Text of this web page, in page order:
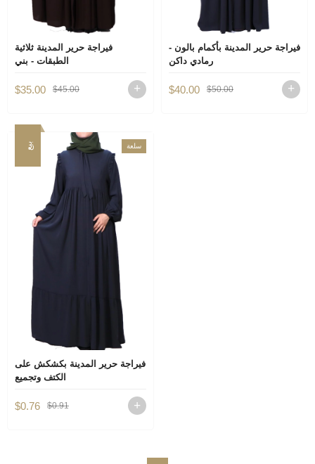
فيراجة حرير المدينة ثلاثية
الطبقات - بني
$35.00 $45.00
فيراجة حرير المدينة بأكمام بالون -
رمادي داكن
$40.00 $50.00
فيراجة حرير المدينة بكشكش على
الكتف وتجميع
$0.76 $0.91
بيع
سلعة